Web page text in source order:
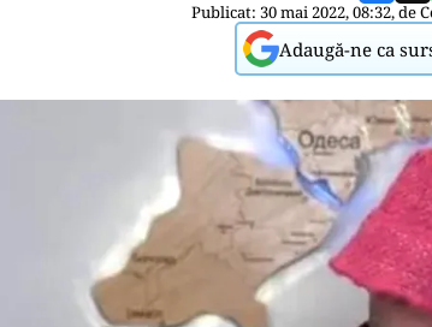
Publicat: 30 mai 2022, 08:32, de
Adaugă-ne ca